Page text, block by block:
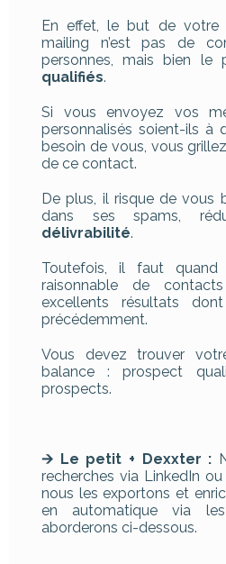
En effet, le but de votre
mailing n’est pas de
personnes, mais bien le
qualifiés.
Si vous envoyez vos
personnalisés soient-ils à
besoin de vous, vous
de ce contact.
De plus, il risque de vous
dans ses spams,
délivrabilité.
Toutefois, il faut
raisonnable de
excellents résultats
précédemment.
Vous devez trouver
balance : prospect
prospects.
🡪 Le petit + Dexxter :
recherches via LinkedIn
nous les exportons et
en automatique via
aborderons ci-dessous.